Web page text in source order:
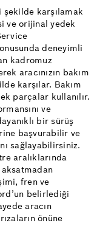
şekilde karşılamak
ve orijinal yedek
deneyimli
kadromuz
aracınızın bakım
karşılar. Bakım
parçalar kullanılır.
ve
bir sürüş
başvurabilir ve
sağlayabilirsiniz.
aralıklarında
aksatmadan
fren ve
belirlediği
aracın
önüne